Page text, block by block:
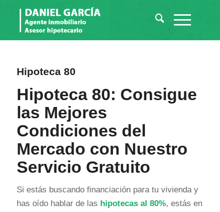
Hipoteca 80
Hipoteca 80: Consigue
las Mejores
Condiciones del
Mercado con Nuestro
Servicio Gratuito
Si estás buscando financiación para tu vivienda y
has oído hablar de las hipotecas al 80%, estás en